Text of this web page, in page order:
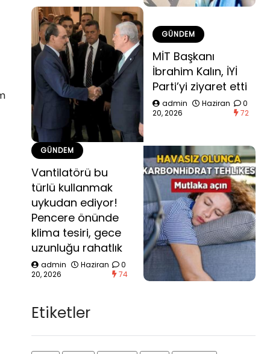
GÜNDEM
MİT Başkanı
İbrahim Kalın, İYİ
Parti’yi ziyaret etti
admin
Haziran
20, 2026
0
72
GÜNDEM
Vantilatörü bu
türlü kullanmak
uykudan ediyor!
Pencere önünde
klima tesiri, gece
uzunluğu rahatlık
admin
Haziran
20, 2026
0
74
Etiketler